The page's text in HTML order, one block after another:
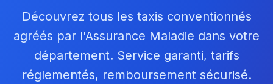
Découvrez tous les taxis conventionnés
agréés par l'Assurance Maladie dans votre
département. Service garanti, tarifs
réglementés, remboursement sécurisé.